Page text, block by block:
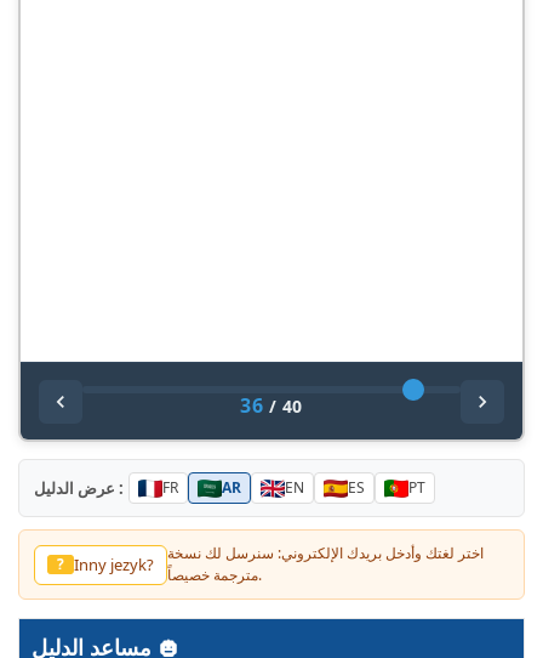
36 / 40
عرض الدليل : FR AR EN ES PT
? Inny jezyk?
اختر لغتك وأدخل بريدك الإلكتروني: سنرسل لك نسخة
مترجمة خصيصاً.